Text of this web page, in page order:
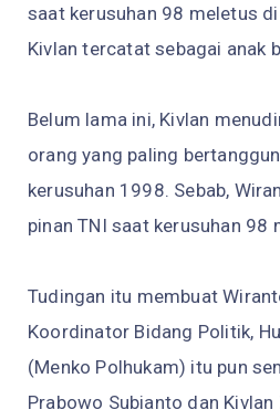
saat kerusuhan 98 meletus
Kivlan tercatat sebagai anak
Belum lama ini, Kivlan
orang yang paling
kerusuhan 1998. Sebab,
pinan TNI saat kerusuhan 98
Tudingan itu membuat
Koordinator Bidang Politik,
(Menko Polhukam) itu pun
Prabowo Subianto dan